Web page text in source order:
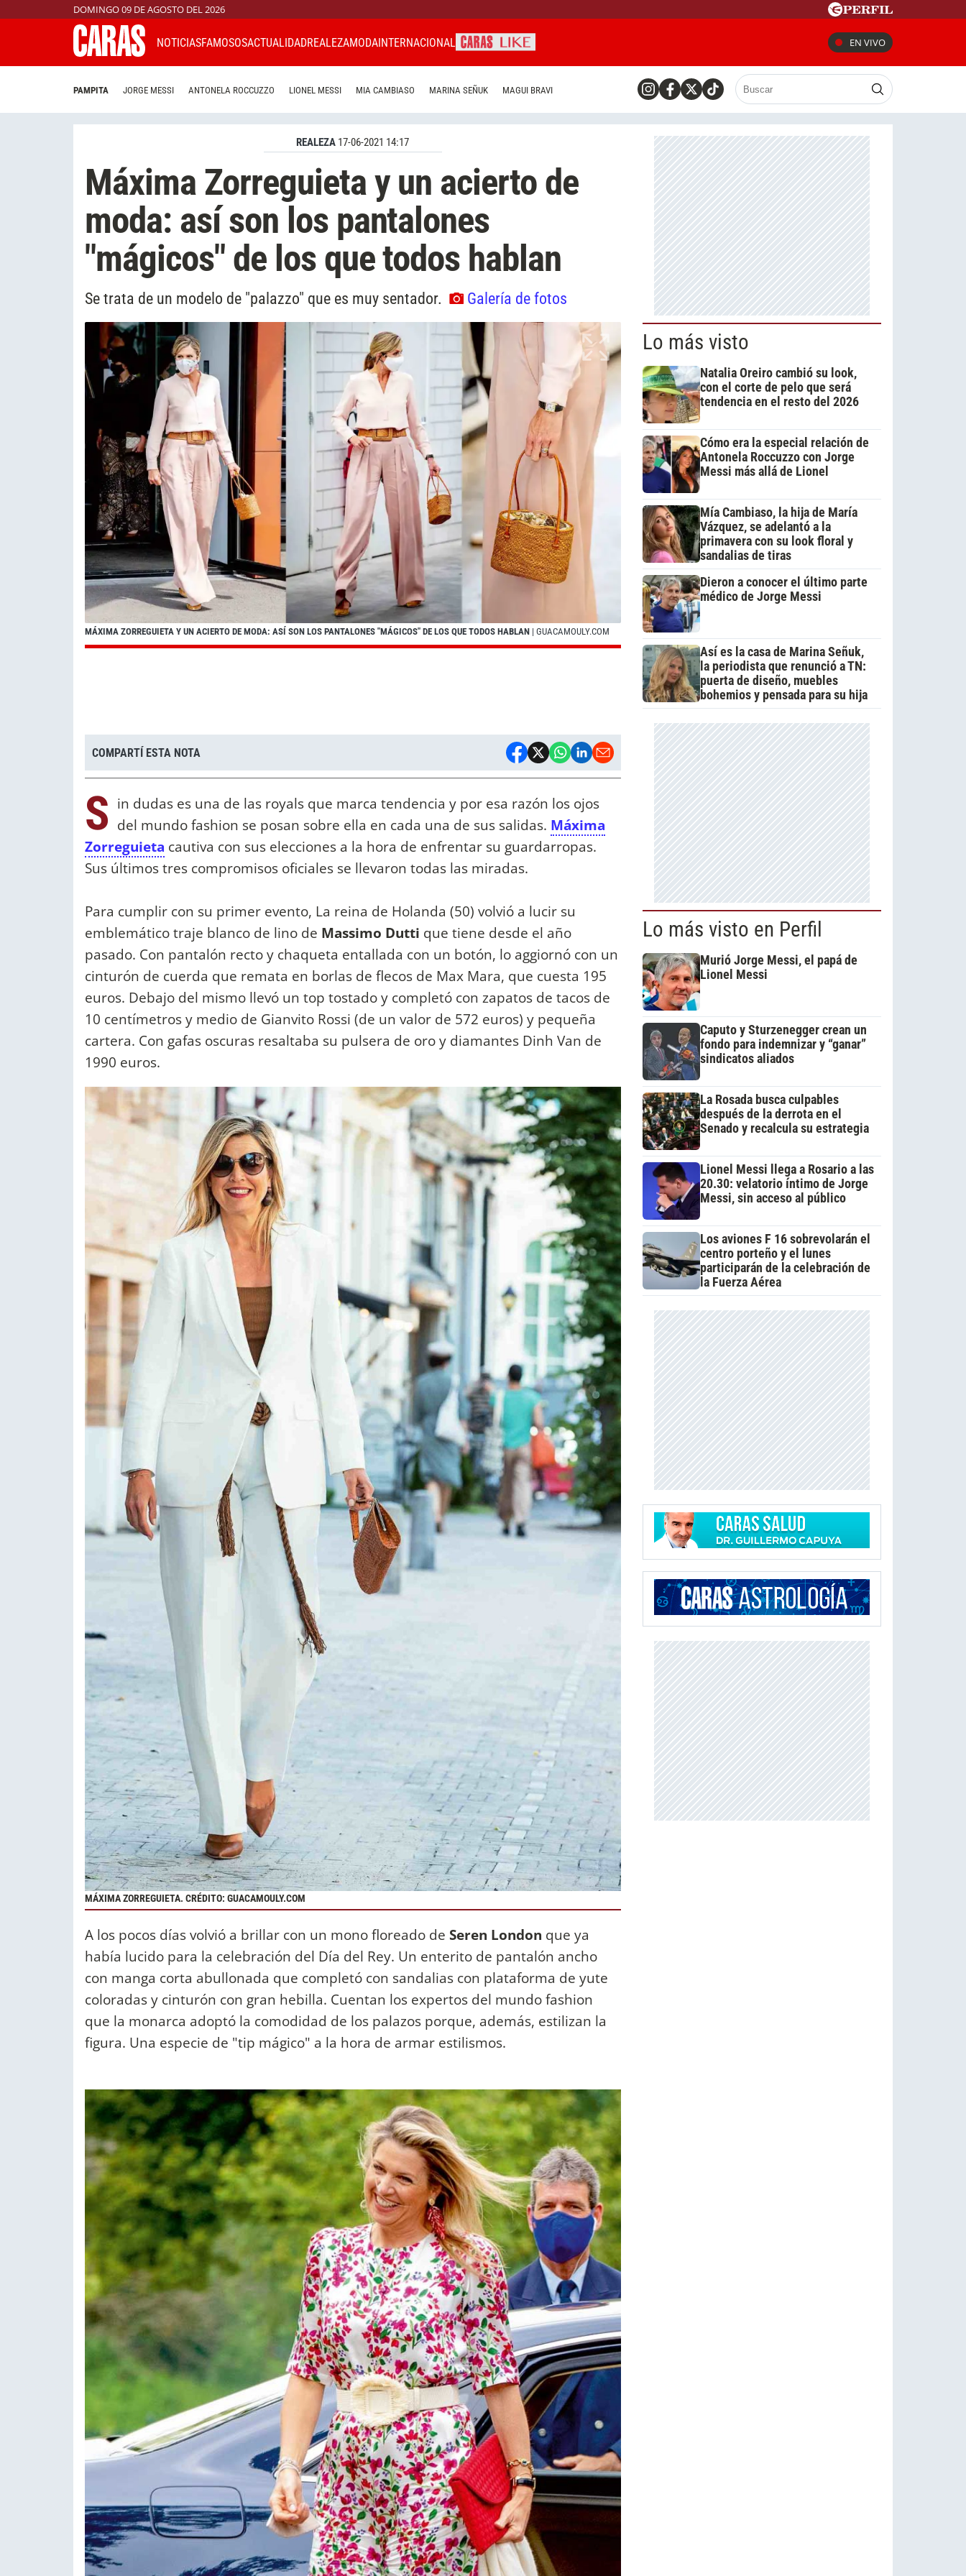
DOMINGO 09 DE AGOSTO DEL 2026
NOTICIASFAMOSOSACTUALIDADREALEZAMODAINTERNACIONAL EN VIVO
PAMPITA JORGE MESSI ANTONELA ROCCUZZO LIONEL MESSI MIA CAMBIASO MARINA SEÑUK MAGUI BRAVI
REALEZA 17-06-2021 14:17
Máxima Zorreguieta y un acierto de
moda: así son los pantalones
"mágicos" de los que todos hablan
Se trata de un modelo de "palazzo" que es muy sentador. Galería de fotos
MÁXIMA ZORREGUIETA Y UN ACIERTO DE MODA: ASÍ SON LOS PANTALONES "MÁGICOS" DE LOS QUE TODOS HABLAN | GUACAMOULY.COM
COMPARTÍ ESTA NOTA
S in dudas es una de las royals que marca tendencia y por esa razón los ojos
del mundo fashion se posan sobre ella en cada una de sus salidas. Máxima
Zorreguieta cautiva con sus elecciones a la hora de enfrentar su guardarropas.
Sus últimos tres compromisos oficiales se llevaron todas las miradas.
Para cumplir con su primer evento, La reina de Holanda (50) volvió a lucir su
emblemático traje blanco de lino de Massimo Dutti que tiene desde el año
pasado. Con pantalón recto y chaqueta entallada con un botón, lo aggiornó con un
cinturón de cuerda que remata en borlas de flecos de Max Mara, que cuesta 195
euros. Debajo del mismo llevó un top tostado y completó con zapatos de tacos de
10 centímetros y medio de Gianvito Rossi (de un valor de 572 euros) y pequeña
cartera. Con gafas oscuras resaltaba su pulsera de oro y diamantes Dinh Van de
1990 euros.
MÁXIMA ZORREGUIETA. CRÉDITO: GUACAMOULY.COM
A los pocos días volvió a brillar con un mono floreado de Seren London que ya
había lucido para la celebración del Día del Rey. Un enterito de pantalón ancho
con manga corta abullonada que completó con sandalias con plataforma de yute
coloradas y cinturón con gran hebilla. Cuentan los expertos del mundo fashion
que la monarca adoptó la comodidad de los palazos porque, además, estilizan la
figura. Una especie de "tip mágico" a la hora de armar estilismos.
Lo más visto
Natalia Oreiro cambió su look,
con el corte de pelo que será
tendencia en el resto del 2026
Cómo era la especial relación de
Antonela Roccuzzo con Jorge
Messi más allá de Lionel
Mía Cambiaso, la hija de María
Vázquez, se adelantó a la
primavera con su look floral y
sandalias de tiras
Dieron a conocer el último parte
médico de Jorge Messi
Así es la casa de Marina Señuk,
la periodista que renunció a TN:
puerta de diseño, muebles
bohemios y pensada para su hija
Lo más visto en Perfil
Murió Jorge Messi, el papá de
Lionel Messi
Caputo y Sturzenegger crean un
fondo para indemnizar y “ganar”
sindicatos aliados
La Rosada busca culpables
después de la derrota en el
Senado y recalcula su estrategia
Lionel Messi llega a Rosario a las
20.30: velatorio íntimo de Jorge
Messi, sin acceso al público
Los aviones F 16 sobrevolarán el
centro porteño y el lunes
participarán de la celebración de
la Fuerza Aérea